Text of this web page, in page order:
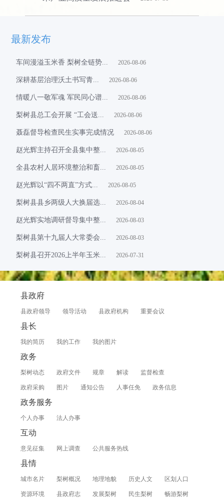
最新发布
车间漫溢玉米香 梨树全链势... 2026-08-06
​深耕基层治理沃土书写青... 2026-08-06
情暖八一敬军魂 军民同心谱... 2026-08-06
梨树县总工会开展 “工会送... 2026-08-06
聂磊督导检查民生实事完成情况 2026-08-06
赵光辉主持召开全县集中整... 2026-08-05
全县农村人居环境整治和畜... 2026-08-05
赵光辉以“四不两直”方式... 2026-08-05
梨树县县乡两级人大换届选... 2026-08-04
赵光辉实地调研督导集中整... 2026-08-03
梨树县第十九届人大常委会... 2026-08-03
梨树县召开2026上半年玉米... 2026-07-31
县政府
县政府领导 领导活动 县政府机构 重要会议
县长
我的简历 我的工作 我的图片
政务
梨树动态 政府文件 规章 解读 监督检查
政府采购 图片 通知公告 人事任免 政务信息
政务服务
个人办事 法人办事
互动
意见征集 网上调查 公共服务热线
县情
城市名片 梨树概况 地理地貌 历史人文 区划人口
资源环境 县政府志 发展梨树 民生梨树 畅游梨树